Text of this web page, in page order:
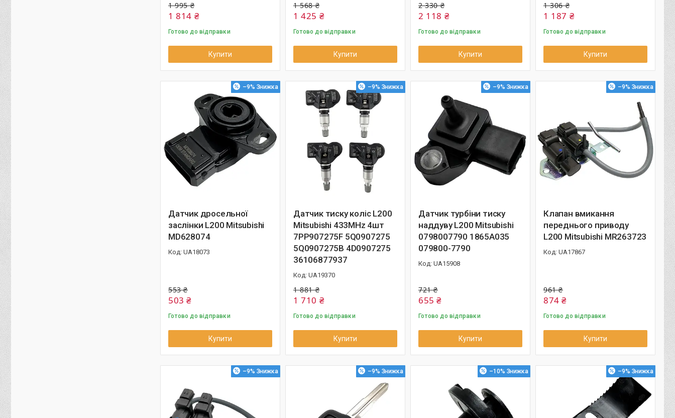
1 995 ₴
1 814 ₴
Готово до відправки
Купити
1 568 ₴
1 425 ₴
Готово до відправки
Купити
2 330 ₴
2 118 ₴
Готово до відправки
Купити
1 306 ₴
1 187 ₴
Готово до відправки
Купити
–9%
Датчик дросельної
заслінки L200 Mitsubishi
MD628074
UA18073
553 ₴
503 ₴
Готово до відправки
Купити
–9%
Датчик тиску коліс L200
Mitsubishi 433MHz 4шт
7PP907275F 5Q0907275
5Q0907275B 4D0907275
36106877937
UA19370
1 881 ₴
1 710 ₴
Готово до відправки
Купити
–9%
Датчик турбіни тиску
наддуву L200 Mitsubishi
0798007790 1865A035
079800-7790
UA15908
721 ₴
655 ₴
Готово до відправки
Купити
–9%
Клапан вмикання
переднього приводу
L200 Mitsubishi MR263723
UA17867
961 ₴
874 ₴
Готово до відправки
Купити
–9% –9% –10% –9%